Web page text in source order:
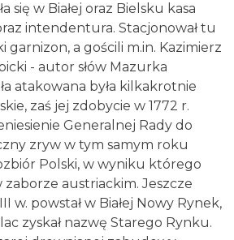
się w Białej oraz Bielsku kasa
intendentura. Stacjonował tu
a gościli m.in. Kazimierz
- autor słów Mazurka
atakowana była kilkakrotnie
zaś jej zdobycie w 1772 r.
Generalnej Rady do
zryw w tym samym roku
Polski, w wyniku którego
zaborze austriackim. Jeszcze
w. powstał w Białej Nowy Rynek,
zyskał nazwę Starego Rynku.